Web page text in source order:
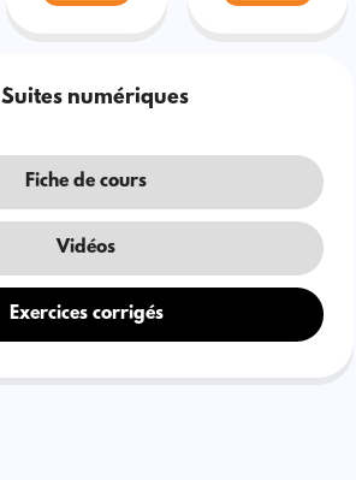
Suites numériques
Fiche de cours
Vidéos
Exercices corrigés